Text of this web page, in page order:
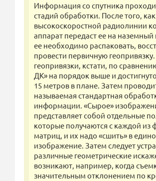
Информация со спутника
стадий обработки. После того,
высокоскоростной радиолинии
аппарат передаст ее на
ее необходимо распаковать,
провести первичную геопривязку.
геопривязки, кстати, по
ДК» на порядок выше и
15 метров в плане. Затем
называемая стандартная
информации. «Сырое»
представляет собой отдельные
которые получаются с каждой из
матриц, и их надо «сшить» в
изображение. Затем следует
различные геометрические
возникают, например, когда
значительным отклонением по